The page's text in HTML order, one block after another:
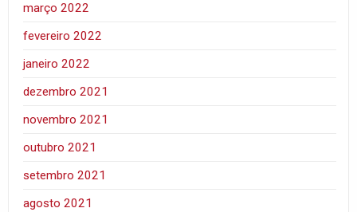
março 2022
fevereiro 2022
janeiro 2022
dezembro 2021
novembro 2021
outubro 2021
setembro 2021
agosto 2021